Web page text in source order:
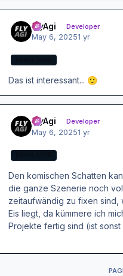
FlyAgi Developer
May 6, 20251 yr
Das ist interessant... 🙂
FlyAgi Developer
May 6, 20251 yr
Den komischen Schatten
die ganze Szenerie noch
zeitaufwändig zu fixen sind,
Eis liegt, da kümmere ich
Projekte fertig sind (ist